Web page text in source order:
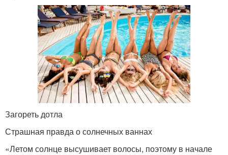
Загореть дотла
Страшная правда о солнечных ваннах
«Летом солнце высушивает волосы, поэтому в начале